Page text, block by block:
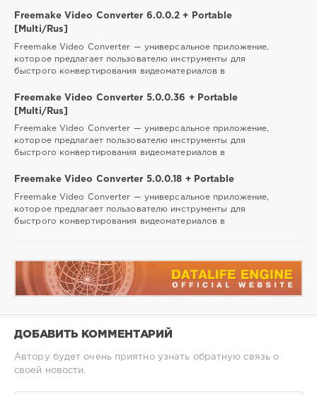
Freemake Video Converter 6.0.0.2 + Portable
[Multi/Rus]
Freemake Video Converter — универсальное приложение,
которое предлагает пользователю инструменты для
быстрого конвертирования видеоматериалов в
Freemake Video Converter 5.0.0.36 + Portable
[Multi/Rus]
Freemake Video Converter — универсальное приложение,
которое предлагает пользователю инструменты для
быстрого конвертирования видеоматериалов в
Freemake Video Converter 5.0.0.18 + Portable
Freemake Video Converter — универсальное приложение,
которое предлагает пользователю инструменты для
быстрого конвертирования видеоматериалов в
ДОБАВИТЬ КОММЕНТАРИЙ
Автору будет очень приятно узнать обратную связь о
своей новости.